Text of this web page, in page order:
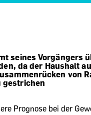
seines Vorgängers
da der Haushalt
von
gestrichen
Prognose bei der